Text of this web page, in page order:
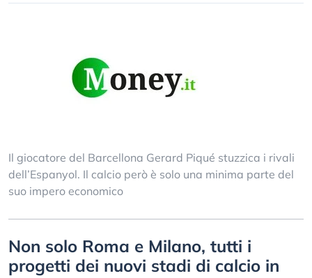
Il giocatore del Barcellona Gerard Piqué stuzzica i rivali
dell’Espanyol. Il calcio però è solo una minima parte del
suo impero economico
Non solo Roma e Milano, tutti i
progetti dei nuovi stadi di calcio in